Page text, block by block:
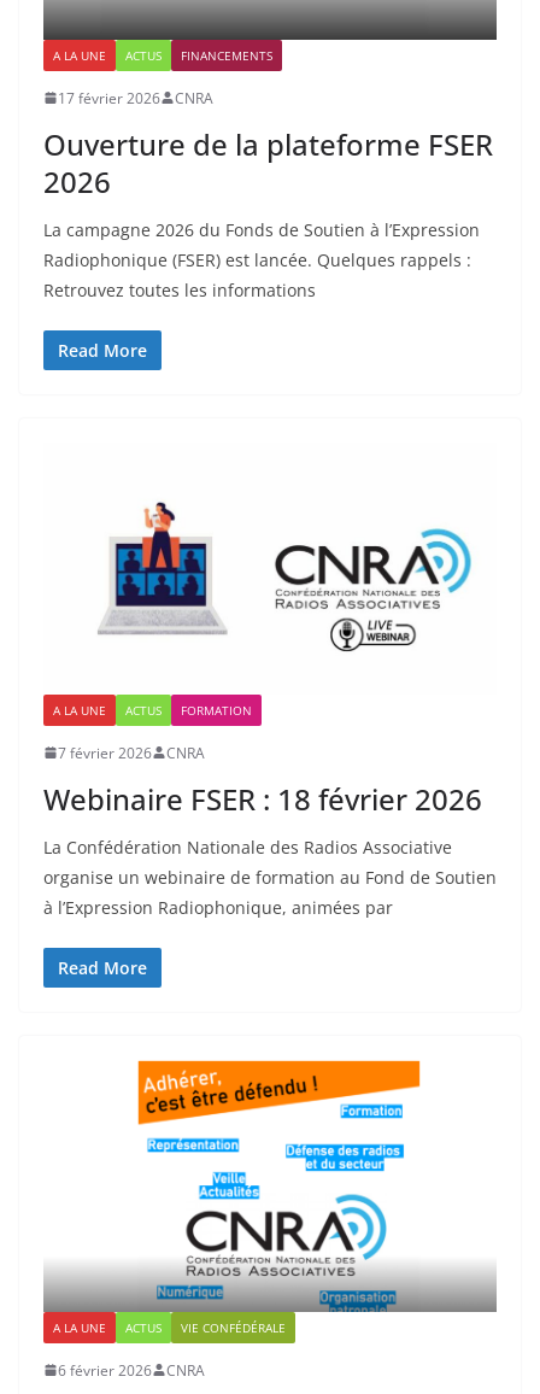
A LA UNE ACTUS FINANCEMENTS
17 février 2026 CNRA
Ouverture de la plateforme FSER
2026
La campagne 2026 du Fonds de Soutien à l’Expression
Radiophonique (FSER) est lancée. Quelques rappels :
Retrouvez toutes les informations
Read More
A LA UNE ACTUS FORMATION
7 février 2026 CNRA
Webinaire FSER : 18 février 2026
La Confédération Nationale des Radios Associative
organise un webinaire de formation au Fond de Soutien
à l’Expression Radiophonique, animées par
Read More
A LA UNE ACTUS VIE CONFÉDÉRALE
6 février 2026 CNRA